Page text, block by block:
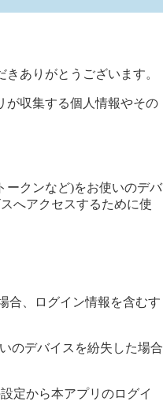
ありがとうございます。
が収集する個人情報やその
ークンなど)をお使いのデバ
へアクセスするために使
合、ログイン情報を含むす
のデバイスを紛失した場合
定から本アプリのログイ